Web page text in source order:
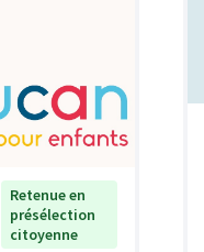
Retenue en
présélection
citoyenne